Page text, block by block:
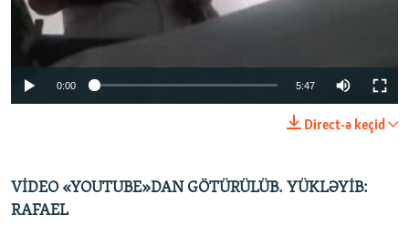
İNFOQRAFIKA
KARIKATURA
AZƏRBAYCAN ƏDƏBIYYATI KITABXANASI
İSLAM VƏ DEMOKRATIYA
İZ - MƏDƏNIYYƏT PROQRAMI
MISSIYAMIZ
PEŞƏ ETIKASI VƏ JURNALISTIKA STANDARTLARIMIZ
MATERIALLARIMIZDAN ISTIFADƏ
XƏBƏR BÜLLETENLƏRIMIZ
BIZI IZLƏ
0:00 5:47
Direct-ə keçid
VİDEO «YOUTUBE»DAN GÖTÜRÜLÜB. YÜKLƏYİB:
RAFAEL